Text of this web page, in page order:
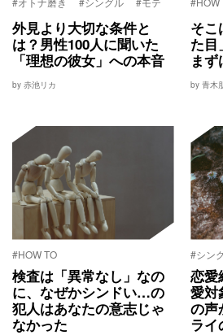
外見より大切な条件と
は？男性100人に聞いた
「理想の彼女」への本音
by 赤池リカ
そこ
た目
ま
by 青木
#HOW TO
検査は「異常なし」なの
に、なぜかシンドい…の
犯人はあなたの意志じゃ
なかった
#シン
恋愛
愛対
の声
ライ